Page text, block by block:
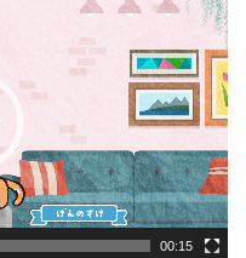
00:15